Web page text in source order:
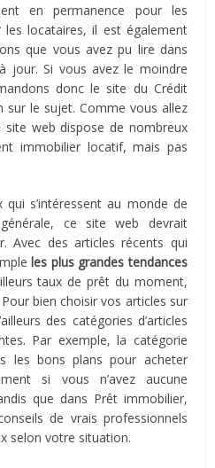
en permanence pour les
locataires, il est également
que vous avez pu lire dans
jour. Si vous avez le moindre
donc le site du Crédit
sur le sujet. Comme vous allez
web dispose de nombreux
immobilier locatif, mais pas
s’intéressent au monde de
générale, ce site web devrait
Avec des articles récents qui
les plus grandes tendances
taux de prêt du moment,
bien choisir vos articles sur
des catégories d’articles
Par exemple, la catégorie
les bons plans pour acheter
si vous n’avez aucune
que dans Prêt immobilier,
de vrais professionnels
selon votre situation.